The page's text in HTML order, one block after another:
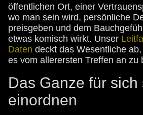
öffentlichen Ort, einer
wo man sein wird, persönliche
preisgeben und dem
etwas komisch wirkt. Unser
Daten deckt das Wesentliche
es vom allerersten Treffen an zu
Das Ganze für sich
einordnen